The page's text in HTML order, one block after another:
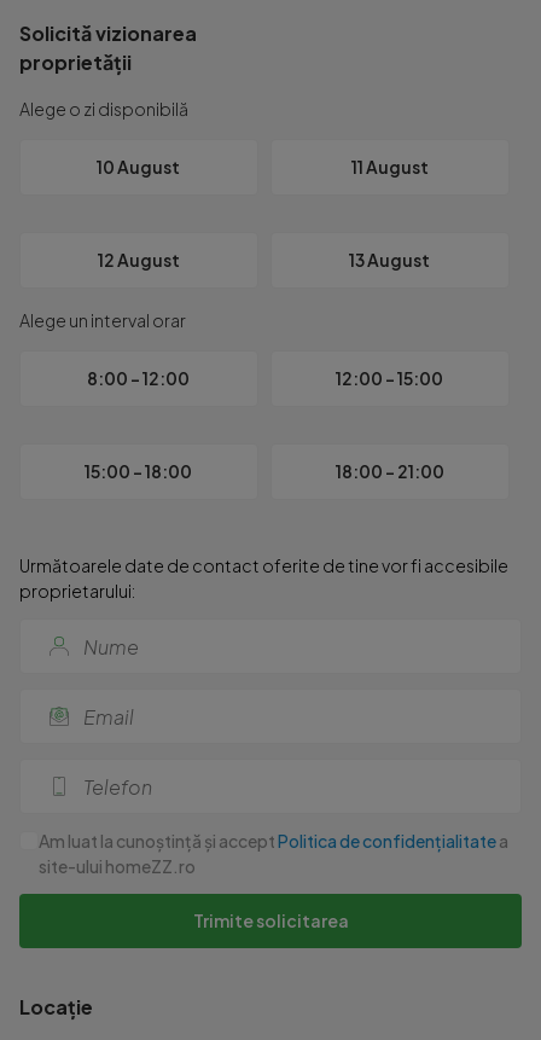
Solicită vizionarea
proprietății
Alege o zi disponibilă
10 August 11 August
12 August 13 August
Alege un interval orar
8:00 - 12:00 12:00 - 15:00
15:00 - 18:00 18:00 - 21:00
Următoarele date de contact oferite de tine vor fi accesibile
proprietarului:
Am luat la cunoștință și acceptPolitica de confidențialitatea
site-ului homeZZ.ro
Trimite solicitarea
Locație